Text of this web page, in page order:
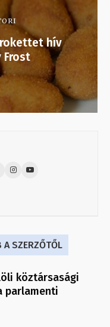
hív
Frost
A SZERZŐTŐL
köztársasági
parlamenti